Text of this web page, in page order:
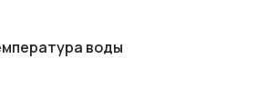
воды